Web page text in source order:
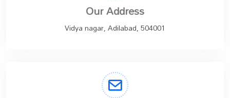
Our Address
Vidya nagar, Adilabad, 504001